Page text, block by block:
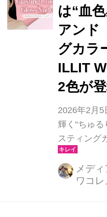
は“血
アンド
グカラ
ILLIT
2色が
2026年2月5
輝く“ちゅ
スティング
イン」。そ
から新たに
した「グラ
メデ
ワコ